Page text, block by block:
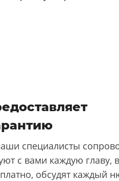
специалисты
с вами каждую главу,
обсудят каждый